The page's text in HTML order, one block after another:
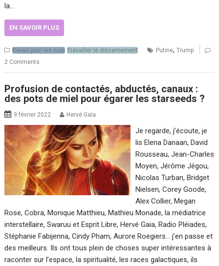
la…
EN SAVOIR PLUS
Réveil pour les nuls Travailler le discernement Putine,Trump
2 Comments
Profusion de contactés, abductés, canaux :
des pots de miel pour égarer les starseeds ?
9 février 2022 Hervé Gaïa
Je regarde, j’écoute, je
lis Elena Danaan, David
Rousseau, Jean-Charles
Moyen, Jérôme Jégou,
Nicolas Turban, Bridget
Nielsen, Corey Goode,
Alex Collier, Megan
Rose, Cobra, Monique Matthieu, Mathieu Monade, la médiatrice
interstellaire, Swaruu et Esprit Libre, Hervé Gaia, Radio Pléiades,
Stéphanie Fabijenna, Cindy Pham, Aurore Roegiers… j’en passe et
des meilleurs. Ils ont tous plein de choses super intéressantes à
raconter sur l’espace, la spiritualité, les races galactiques, ils